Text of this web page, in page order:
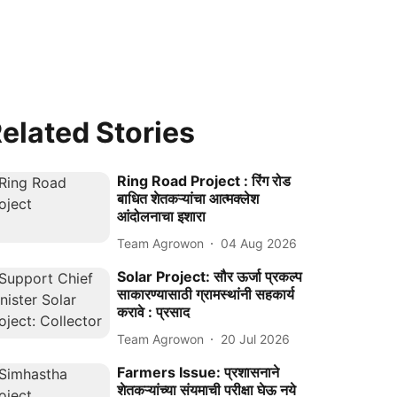
Stories
Ring Road Project : रिंग रोड
बाधित शेतकऱ्यांचा आत्मक्लेश
आंदोलनाचा इशारा
Team Agrowon 04 Aug 2026
Solar Project: सौर ऊर्जा प्रकल्प
साकारण्यासाठी ग्रामस्थांनी सहकार्य
करावे : प्रसाद
Team Agrowon 20 Jul 2026
Farmers Issue: प्रशासनाने
शेतकऱ्यांच्या संयमाची परीक्षा घेऊ नये